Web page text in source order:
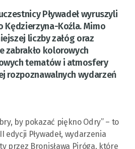
Pływadeł wyruszyli
Kędzierzyna-Koźla. Mimo
liczby załóg oraz
zabrakło kolorowych
tematów i atmosfery
rozpoznawalnych wydarzeń
by pokazać piękno Odry” – to
edycji Pływadeł, wydarzenia
przez Bronisława Piróga, które